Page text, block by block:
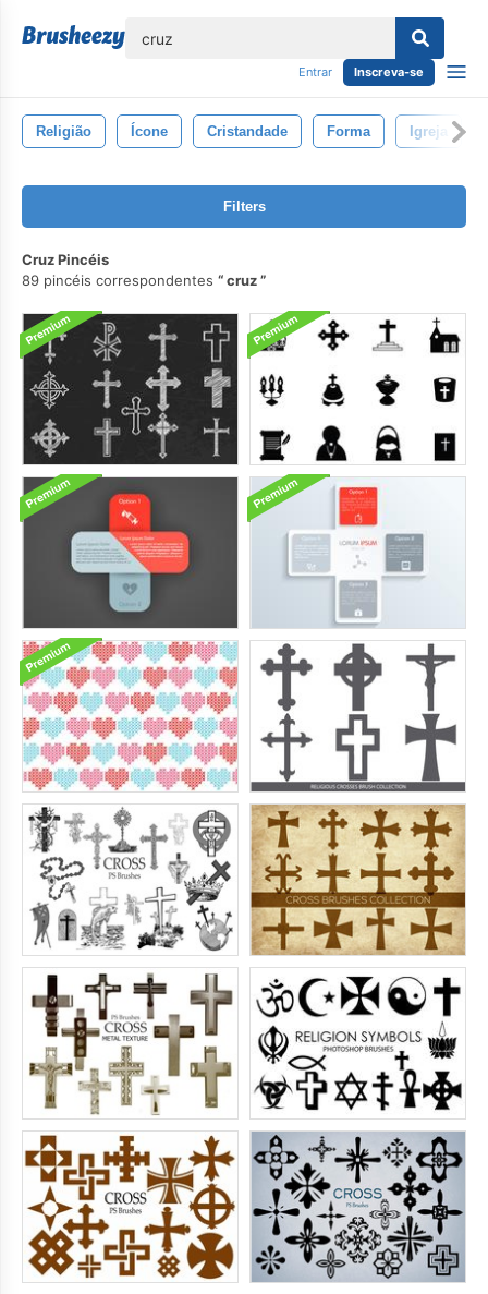
Entrar Inscreva-se
Religião Ícone Cristandade Forma Igreja
Filters
Cruz Pincéis
89 pincéis correspondentes
cruz